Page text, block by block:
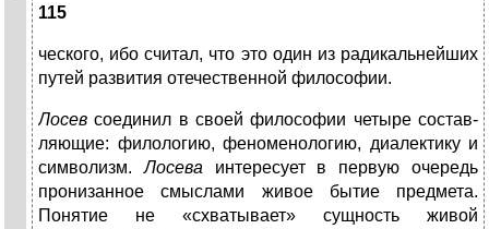
115
ческого, ибо считал, что это один из радикальнейших
путей развития отечественной философии.
Лосевсоединил в своей философии четыре состав­
ляющие: филологию, феноменологию, диалектику и
символизм.Лосева интересует в первую очередь
про­низанное смыслами живое бытие предмета.
Понятие не «схватывает» сущность живой